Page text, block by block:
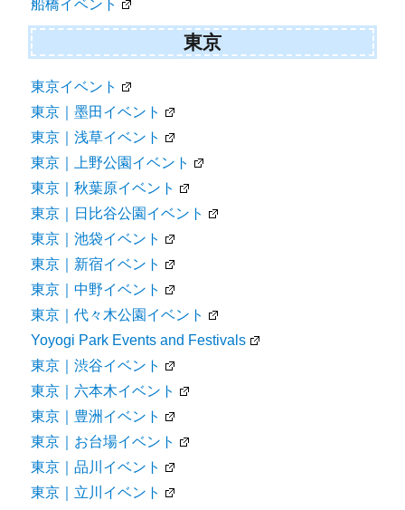
さいたま新都心イベント
川口イベント
千葉｜稲毛海浜公園・幕張イベント
船橋イベント
東京イベント
東京｜墨田イベント
東京｜浅草イベント
東京｜上野公園イベント
東京｜秋葉原イベント
東京｜日比谷公園イベント
東京｜池袋イベント
東京｜新宿イベント
東京｜中野イベント
東京｜代々木公園イベント
Yoyogi Park Events and Festivals
東京｜渋谷イベント
東京｜六本木イベント
東京｜豊洲イベント